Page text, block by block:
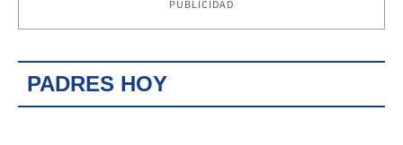
PUBLICIDAD
PADRES HOY